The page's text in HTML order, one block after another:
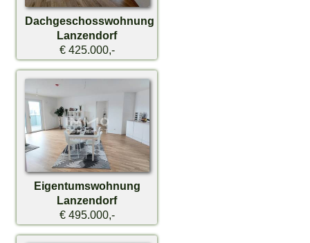
Dachgeschosswohnung
Lanzendorf
€ 425.000,-
Eigentumswohnung
Lanzendorf
€ 495.000,-